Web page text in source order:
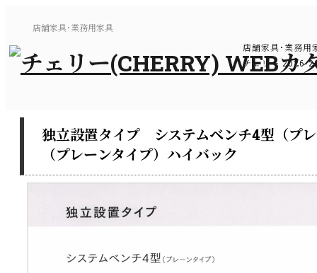
店舗家具･業務用家具
店舗家具･業務用
チェリー 2026-
独立設置タイプ システムベンチ4型（プ
（プレーンタイプ）ハイバック